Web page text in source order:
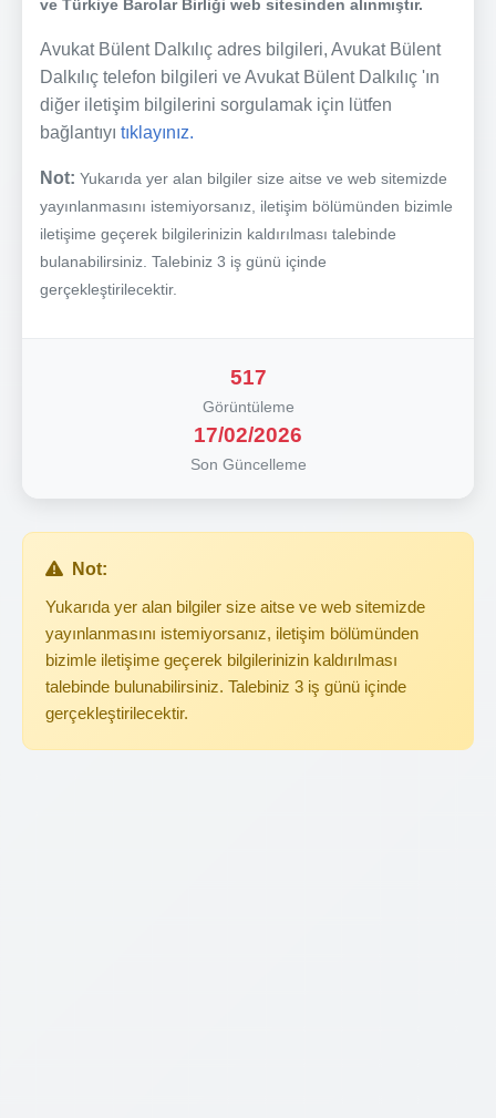
ve Türkiye Barolar Birliği web sitesinden alınmıştır.
Avukat Bülent Dalkılıç adres bilgileri, Avukat Bülent
Dalkılıç telefon bilgileri ve Avukat Bülent Dalkılıç 'ın
diğer iletişim bilgilerini sorgulamak için lütfen
bağlantıyı tıklayınız.
Not: Yukarıda yer alan bilgiler size aitse ve web sitemizde
yayınlanmasını istemiyorsanız, iletişim bölümünden bizimle
iletişime geçerek bilgilerinizin kaldırılması talebinde
bulanabilirsiniz. Talebiniz 3 iş günü içinde
gerçekleştirilecektir.
517
Görüntüleme
17/02/2026
Son Güncelleme
Not:
Yukarıda yer alan bilgiler size aitse ve web sitemizde
yayınlanmasını istemiyorsanız, iletişim bölümünden
bizimle iletişime geçerek bilgilerinizin kaldırılması
talebinde bulunabilirsiniz. Talebiniz 3 iş günü içinde
gerçekleştirilecektir.